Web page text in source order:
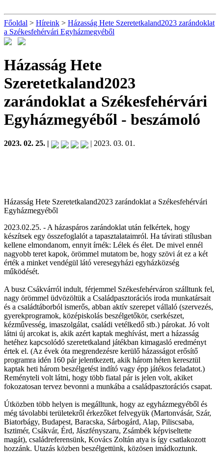
Főoldal > Híreink > Házasság Hete Szeretetkaland2023 zarándoklat
a Székesfehérvári Egyházmegyéből
Házasság Hete
Szeretetkaland2023
zarándoklat a Székesfehérvári
Egyházmegyéből - beszámoló
2023. 02. 25. | | 2023. 03. 01.
Házasság Hete Szeretetkaland2023 zarándoklat a Székesfehérvári
Egyházmegyéből
2023.02.25. - A házaspáros zarándoklat után felkértek, hogy
készítsek egy összefoglalót a tapasztalataimról. Ha távirati stílusban
kellene elmondanom, ennyit írnék: Lélek és élet. De mivel ennél
nagyobb teret kapok, örömmel mutatom be, hogy szövi át ez a két
érték a minket vendégül látó veresegyházi egyházközség
működését.
A busz Csákvárról indult, férjemmel Székesfehérváron szálltunk fel,
nagy örömmel üdvözöltük a Családpasztorációs iroda munkatársait
és a családtáborból ismerős, abban aktív szerepet vállaló (szervezés,
gyerekprogramok, középiskolás beszélgetőkör, cserkészet,
kézművesség, imaszolgálat, családi vetélkedő stb.) párokat. Jó volt
látni új arcokat is, akik azért kaptak meghívást, mert a házasság
hetéhez kapcsolódó szeretetkaland játékban kimagasló eredményt
értek el. (Az évek óta megrendezésre kerülő házasságot erősítő
programra idén 160 pár jelentkezett, akik három héten keresztül
kaptak heti három beszélgetést indító vagy épp játékos feladatot.)
Reményteli volt látni, hogy több fiatal pár is jelen volt, akiket
fokozatosan tervez bevonni a munkába a családpasztorációs csapat.
Útközben több helyen is megálltunk, hogy az egyházmegyéből és
még távolabbi területekről érkezőket felvegyük (Martonvásár, Szár,
Biatorbágy, Budapest, Baracska, Sárbogárd, Alap, Piliscsaba,
Isztimér, Csákvár, Érd, Jászfényszaru, Zsámbék képviseltette
magát), családreferensünk, Kovács Zoltán atya is így csatlakozott
hozzánk. Utazás közben beszélgettünk, közösen imádkoztunk.